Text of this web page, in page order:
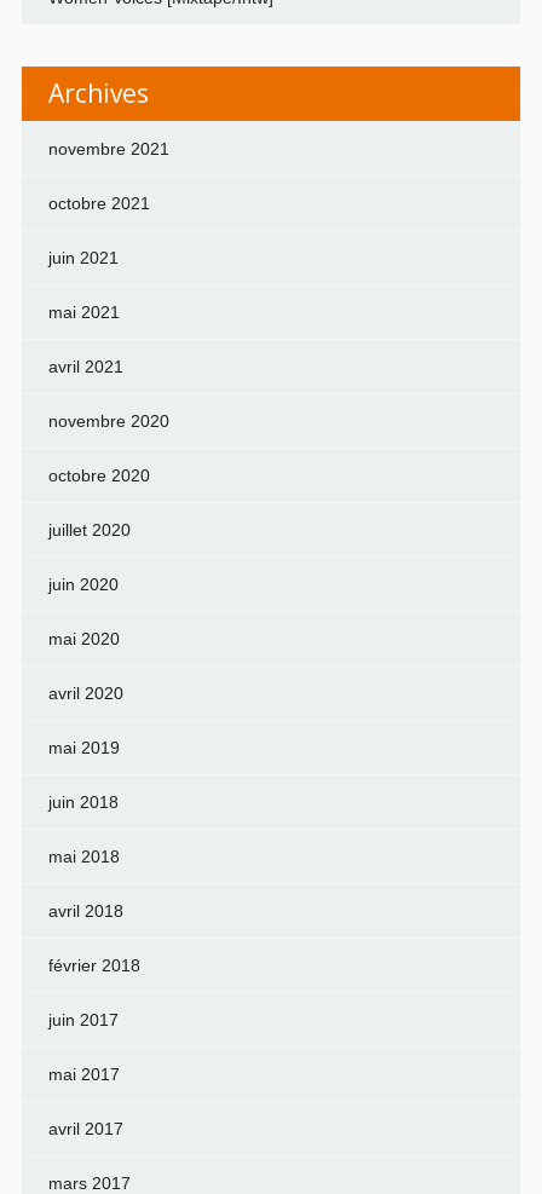
Archives
novembre 2021
octobre 2021
juin 2021
mai 2021
avril 2021
novembre 2020
octobre 2020
juillet 2020
juin 2020
mai 2020
avril 2020
mai 2019
juin 2018
mai 2018
avril 2018
février 2018
juin 2017
mai 2017
avril 2017
mars 2017